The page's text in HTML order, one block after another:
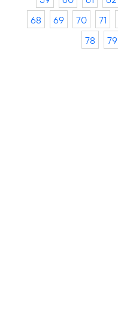
68
69 70 71
78
79